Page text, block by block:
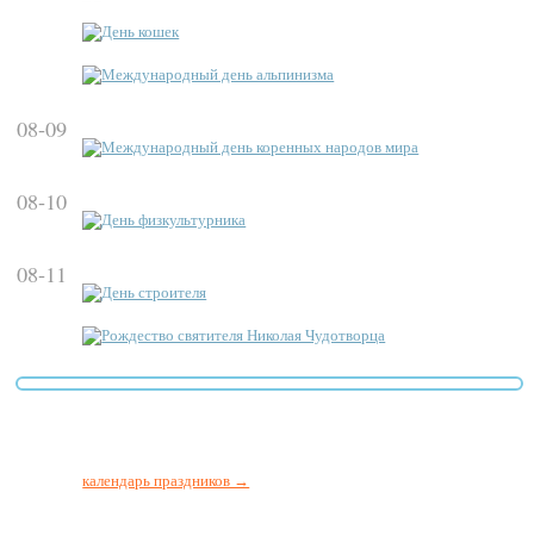
День кошек
Международный день альпинизма
08-09
Международный день коренных народов мира
08-10
День физкультурника
08-11
День строителя
Рождество святителя Николая Чудотворца
календарь праздников →